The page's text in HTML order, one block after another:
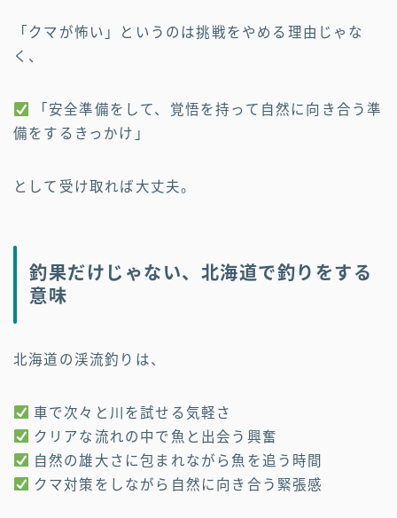
「クマが怖い」というのは挑戦をやめる理由じゃな
く、
「安全準備をして、覚悟を持って自然に向き合う準
備をするきっかけ」
として受け取れば大丈夫。
釣果だけじゃない、北海道で釣りをする
意味
北海道の渓流釣りは、
車で次々と川を試せる気軽さ
クリアな流れの中で魚と出会う興奮
自然の雄大さに包まれながら魚を追う時間
クマ対策をしながら自然に向き合う緊張感